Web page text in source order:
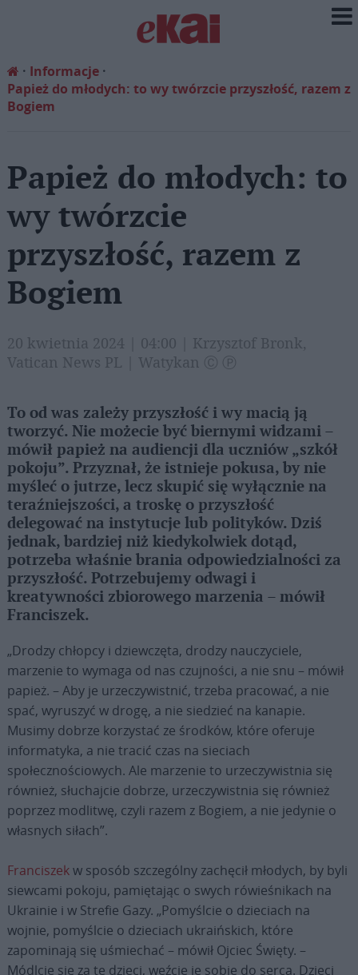
Informacje
Papież do młodych: to wy twórzcie przyszłość, razem z
Bogiem
Papież do młodych: to
wy twórzcie
przyszłość, razem z
Bogiem
20 kwietnia 2024 | 04:00 | Krzysztof Bronk,
Vatican News PL | Watykan Ⓒ Ⓟ
To od was zależy przyszłość i wy macią ją
tworzyć. Nie możecie być biernymi widzami –
mówił papież na audiencji dla uczniów „szkół
pokoju”. Przyznał, że istnieje pokusa, by nie
myśleć o jutrze, lecz skupić się wyłącznie na
teraźniejszości, a troskę o przyszłość
delegować na instytucje lub polityków. Dziś
jednak, bardziej niż kiedykolwiek dotąd,
potrzeba właśnie brania odpowiedzialności za
przyszłość. Potrzebujemy odwagi i
kreatywności zbiorowego marzenia – mówił
Franciszek.
„Drodzy chłopcy i dziewczęta, drodzy nauczyciele,
marzenie to wymaga od nas czujności, a nie snu – mówił
papież. – Aby je urzeczywistnić, trzeba pracować, a nie
spać, wyruszyć w drogę, a nie siedzieć na kanapie.
Musimy dobrze korzystać ze środków, które oferuje
informatyka, a nie tracić czas na sieciach
społecznościowych. Ale marzenie to urzeczywistnia się
również, słuchajcie dobrze, urzeczywistnia się również
poprzez modlitwę, czyli razem z Bogiem, a nie jedynie o
własnych siłach”.
Franciszekw sposób szczególny zachęcił młodych, by byli
siewcami pokoju, pamiętając o swych rówieśnikach na
Ukrainie i w Strefie Gazy. „Pomyślcie o dzieciach na
wojnie, pomyślcie o dzieciach ukraińskich, które
zapominają się uśmiechać – mówił Ojciec Święty. –
Módlcie się za te dzieci, weźcie je sobie do serca. Dzieci